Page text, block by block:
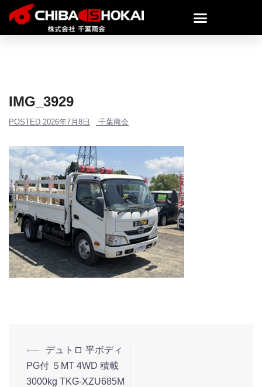
IMG_3929
POSTED 2026年7月8日 千葉商会
⟵
デュトロ 平ボディ
PG付 ５MT 4WD 積載
3000kg TKG-XZU685M